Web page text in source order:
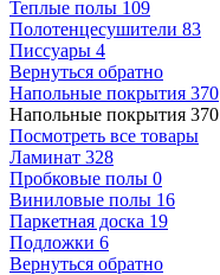
Теплые полы 109
Полотенцесушители 83
Писсуары 4
Вернуться обратно
Напольные покрытия 370
Напольные покрытия 370
Посмотреть все товары
Ламинат 328
Пробковые полы 0
Виниловые полы 16
Паркетная доска 19
Подложки 6
Вернуться обратно